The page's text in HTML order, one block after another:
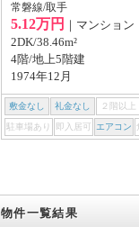
常磐線/取手
5.12万円 ｜マンション
2DK/38.46m²
4階/地上5階建
1974年12月
敷金なし 礼金なし ２階以上
駐車場あり 即入居可 エアコン
物件一覧結果